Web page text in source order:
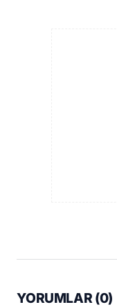
YORUMLAR (0)